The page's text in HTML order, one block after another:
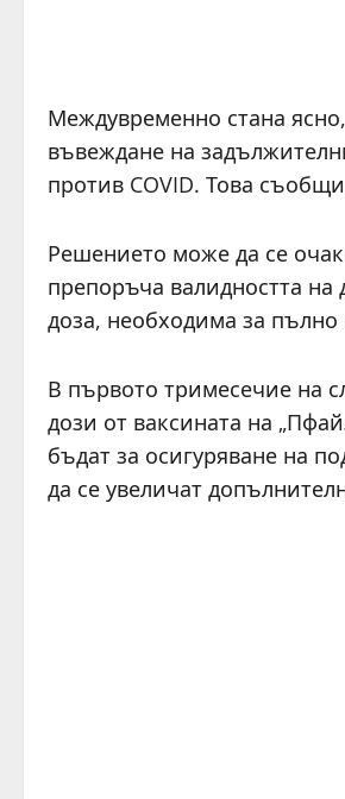
Междувременно стана
въвеждане на
против COVID. Това
Решението може да се
препоръча валидността на
доза, необходима за пълно
В първото тримесечие на
дози от ваксината на
бъдат за осигуряване на
да се увеличат